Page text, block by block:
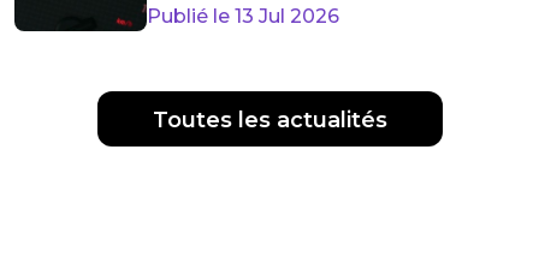
Publié le 13 Jul 2026
Toutes les actualités